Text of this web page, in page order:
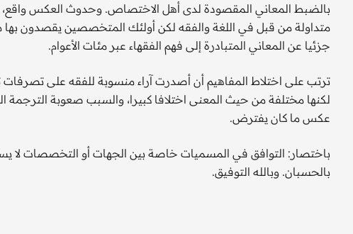
بالضبط المعاني المقصودة لدى أهل الاختصاص. وحدوث العكس
متداولة من قبل في اللغة والفقه لكن أولئك المتخصصين يقصدون بها
جزئيا عن المعاني المتبادرة إلى فهم الفقهاء عبر مئات الأعوام.
ترتب على اختلاط المفاهيم أن أصدرت آراء منسوبة للفقه على
لكنها مختلفة من حيث المعنى اختلافا كبيرا، والسبب صعوبة الترجمة
عكس ما كان يفترض.
باختصار: التوافق في المسميات خاصة بين الجهات أو التخصصات لا
بالحسبان. وبالله التوفيق.